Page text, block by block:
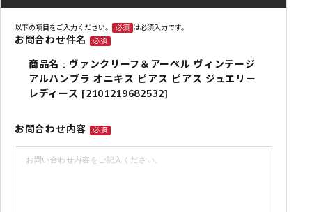
以下の項目をご入力ください。 必須 は必須入力です。
お問合わせ件名 必須
商品名 : ヴァンクリーフ＆アーペル ヴィンテージ
アルハンブラ オニキス ピアス ピアス ジュエリー
レディース [2101219682532]
お問合わせ内容 必須